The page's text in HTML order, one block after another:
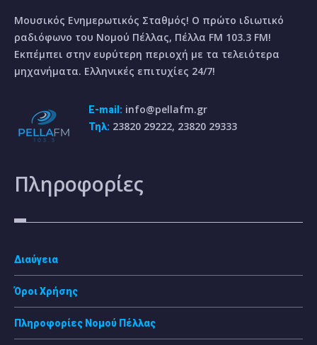
Μουσικός Ενημερωτικός Σταθμός! Ο πρώτο ιδιωτικό
ραδιόφωνο του Νομού Πέλλας, Πέλλα FM 103.3 FM!
Εκπέμπει στην ευρύτερη περιοχή με τα τελειότερα
μηχανήματα. Ελληνικές επιτυχίες 24/7!
E-mail: info@pellafm.gr
Τηλ: 23820 29222, 23820 29333
Πληροφορίες
Διαύγεια
Όροι Χρήσης
Πληροφορίες Νομού Πέλλας